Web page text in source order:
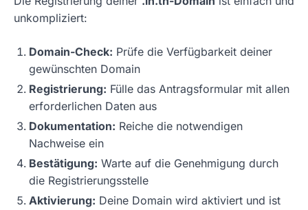
unkompliziert:
Domain-Check: Prüfe die Verfügbarkeit deiner
gewünschten Domain
Registrierung: Fülle das Antragsformular mit allen
erforderlichen Daten aus
Dokumentation: Reiche die notwendigen
Nachweise ein
Bestätigung: Warte auf die Genehmigung durch
die Registrierungsstelle
Aktivierung: Deine Domain wird aktiviert und ist